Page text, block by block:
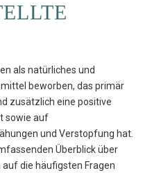
als natürliches und
beworben, das primär
zusätzlich eine positive
sowie auf
und Verstopfung hat.
Überblick über
die häufigsten Fragen